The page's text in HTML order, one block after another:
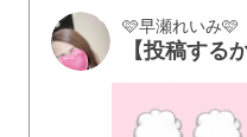
🩷早瀬れいみ🩷